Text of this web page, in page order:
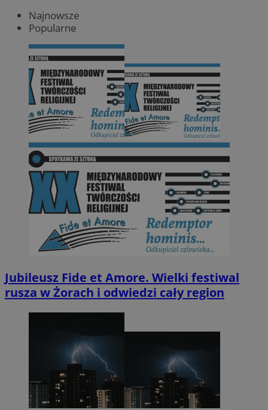
Najnowsze
Popularne
Jubileusz Fide et Amore. Wielki festiwal
rusza w Żorach i odwiedzi cały region